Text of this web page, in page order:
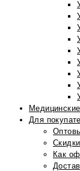
Для
Скидки
Как